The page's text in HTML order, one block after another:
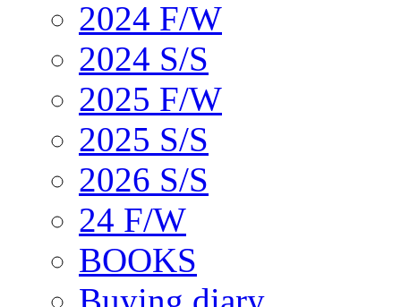
2024 F/W
2024 S/S
2025 F/W
2025 S/S
2026 S/S
24 F/W
BOOKS